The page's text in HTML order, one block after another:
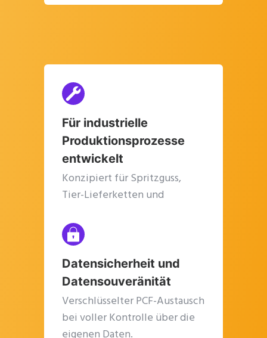
Für industrielle
Produktionsprozesse
entwickelt
Konzipiert für Spritzguss,
Tier-Lieferketten und
Datensicherheit und
Datensouveränität
Verschlüsselter PCF-Austausch
bei voller Kontrolle über die